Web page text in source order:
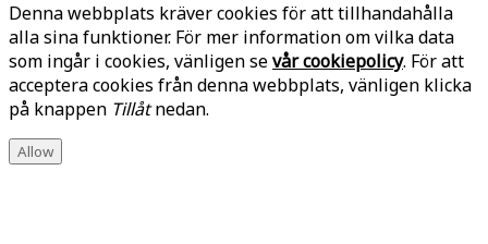
Denna webbplats kräver cookies för att tillhandahålla
alla sina funktioner. För mer information om vilka data
som ingår i cookies, vänligen sevår cookiepolicy. För att
acceptera cookies från denna webbplats, vänligen klicka
på knappen Tillåtnedan.
Allow